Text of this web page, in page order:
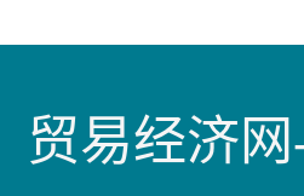
贸易经济